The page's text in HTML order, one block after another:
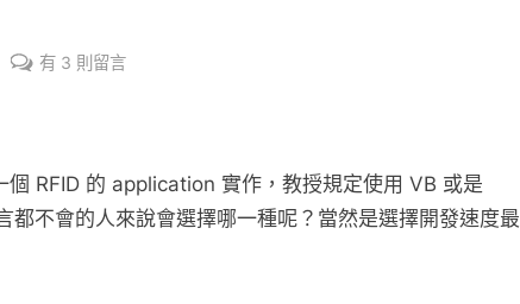
小。
大
小。
在
起
我
有 3 則留言
個 RFID 的 application 實作，教授規定使用 VB 或是
都不會的人來說會選擇哪一種呢？當然是選擇開發速度最